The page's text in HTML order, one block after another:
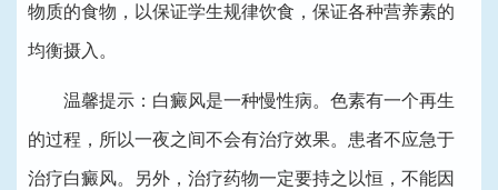
物质的食物，以保证学生规律饮食，保证各种营养素的
均衡摄入。
温馨提示：白癜风是一种慢性病。色素有一个再生
的过程，所以一夜之间不会有治疗效果。患者不应急于
治疗白癜风。另外，治疗药物一定要持之以恒，不能因